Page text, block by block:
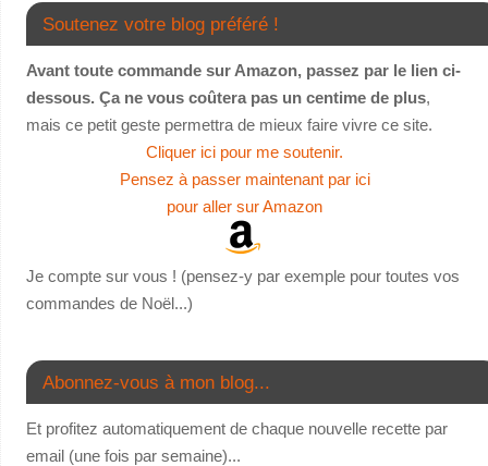
Soutenez votre blog préféré !
Avant toute commande sur Amazon, passez par le lien ci-
dessous. Ça ne vous coûtera pas un centime de plus,
mais ce petit geste permettra de mieux faire vivre ce site.
Cliquer ici pour me soutenir.
Pensez à passer maintenant par ici
pour aller sur Amazon
Je compte sur vous ! (pensez-y par exemple pour toutes vos
commandes de Noël...)
Abonnez-vous à mon blog...
Et profitez automatiquement de chaque nouvelle recette par
email (une fois par semaine)...